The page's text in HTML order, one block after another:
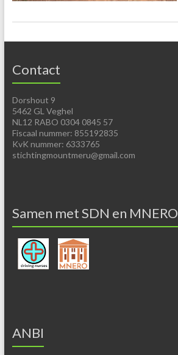
Contact
Dorshout 9
5462 GL Veghel
NL12 RABO 0304 0845 57
Fiscaal nummer: 855192835
KvK nummer: 6333765
stichtingmountmeru@gmail.com
Samen met SDN en MNERO
ANBI